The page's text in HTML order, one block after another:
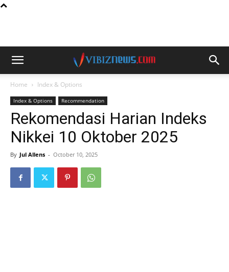
Home Index & Options
Index & Options Recommendation
Rekomendasi Harian Indeks
Nikkei 10 Oktober 2025
By Jul Allens - October 10, 2025